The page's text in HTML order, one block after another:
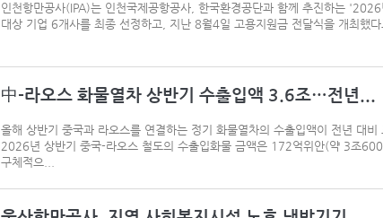
인천항만공사(IPA)는 인천국제공항공사, 한국환경공단과 함께 추진하는
대상 기업 6개사를 최종 선정하고, 지난 8월4일 고용지원금 전달식을 개최했
中-라오스 화물열차 상반기 수출입액 3.6조…전년...
올해 상반기 중국과 라오스를 연결하는 정기 화물열차의 수출입액이 전년 대
2026년 상반기 중국-라오스 철도의 수출입화물 금액은 172억위안(약 3조
구체적으...